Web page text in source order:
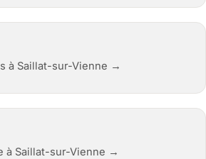
à Saillat-sur-Vienne →
à Saillat-sur-Vienne →